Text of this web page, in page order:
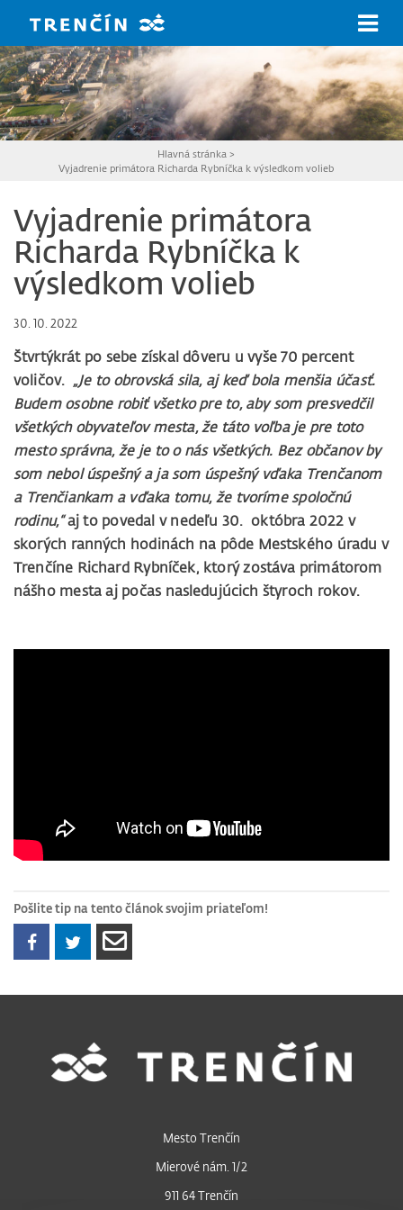
Hlavná stránka >
Vyjadrenie primátora Richarda Rybníčka k výsledkom volieb
Vyjadrenie primátora
Richarda Rybníčka k
výsledkom volieb
30. 10. 2022
Štvrtýkrát po sebe získal dôveru u vyše 70 percent
voličov. „Je to obrovská sila, aj keď bola menšia účasť.
Budem osobne robiť všetko pre to, aby som presvedčil
všetkých obyvateľov mesta, že táto voľba je pre toto
mesto správna, že je to o nás všetkých. Bez občanov by
som nebol úspešný a ja som úspešný vďaka Trenčanom
a Trenčiankam a vďaka tomu, že tvoríme spoločnú
rodinu,“aj to povedal v nedeľu 30. októbra 2022 v
skorých ranných hodinách na pôde Mestského úradu v
Trenčíne Richard Rybníček, ktorý zostáva primátorom
nášho mesta aj počas nasledujúcich štyroch rokov.
Pošlite tip na tento článok svojim priateľom!
Mesto Trenčín
Mierové nám. 1/2
911 64 Trenčín